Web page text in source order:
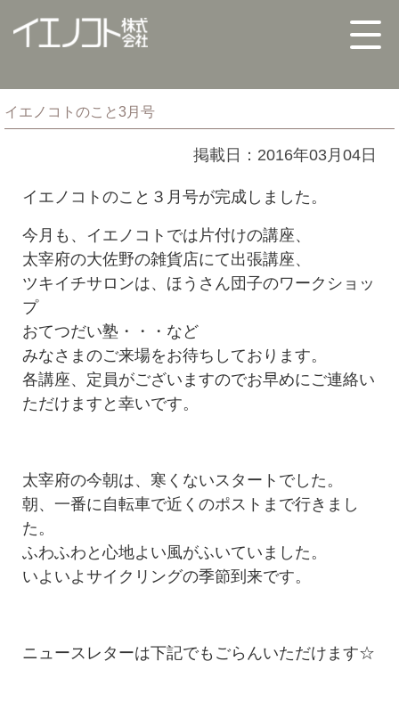
イエノコトのこと3月号
掲載日：2016年03月04日
イエノコトのこと ３月号が完成しました。
今月も、イエノコトでは片付けの講座、
太宰府の大佐野の雑貨店にて出張講座、
ツキイチサロンは、ほうさん団子のワークショッ
プ
おてつだい塾・・・など
みなさまのご来場をお待ちしております。
各講座、定員がございますのでお早めにご連絡い
ただけますと幸いです。
太宰府の今朝は、寒くないスタートでした。
朝、一番に自転車で近くのポストまで行きまし
た。
ふわふわと心地よい風がふいていました。
いよいよサイクリングの季節到来です。
ニュースレターは下記でもごらんいただけます☆